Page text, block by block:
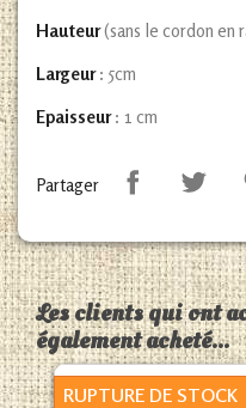
Hauteur(sans le cordon en
Largeur: 5cm
Epaisseur: 1 cm
Partager
Les clients qui ont
également acheté...
RUPTURE DE STOCK